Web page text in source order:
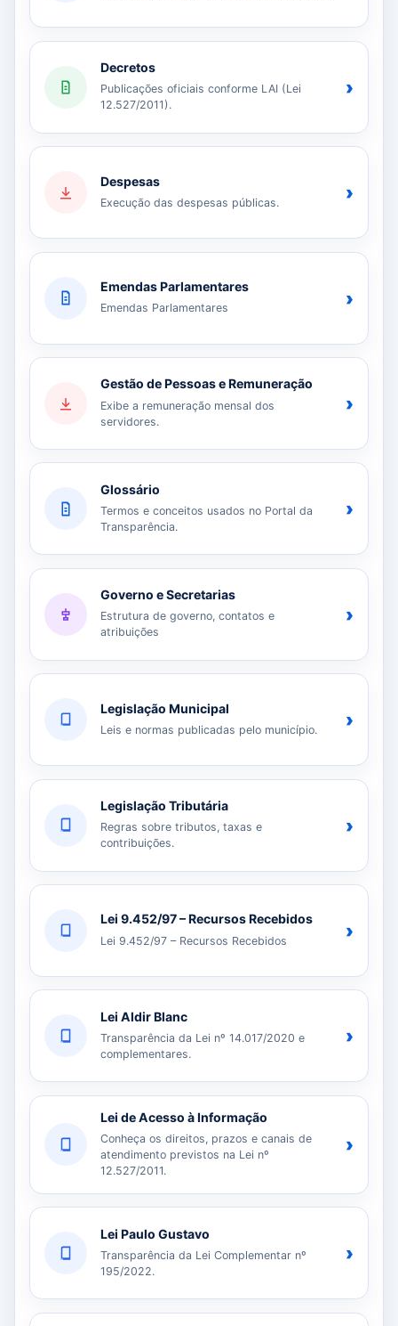
Decretos
Publicações oficiais conforme LAI (Lei
12.527/2011).
›
Despesas
Execução das despesas públicas. ›
Emendas Parlamentares
Emendas Parlamentares ›
Gestão de Pessoas e Remuneração
Exibe a remuneração mensal dos
servidores.
›
Glossário
Termos e conceitos usados no Portal da
Transparência.
›
Governo e Secretarias
Estrutura de governo, contatos e
atribuições
›
Legislação Municipal
Leis e normas publicadas pelo município. ›
Legislação Tributária
Regras sobre tributos, taxas e
contribuições.
›
Lei 9.452/97 – Recursos Recebidos
Lei 9.452/97 – Recursos Recebidos ›
Lei Aldir Blanc
Transparência da Lei nº 14.017/2020 e
complementares.
›
Lei de Acesso à Informação
Conheça os direitos, prazos e canais de
atendimento previstos na Lei nº
12.527/2011.
›
Lei Paulo Gustavo
Transparência da Lei Complementar nº
195/2022.
›